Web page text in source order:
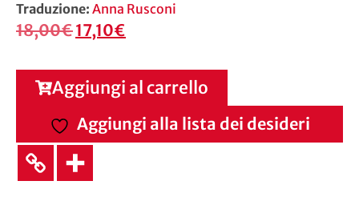
Traduzione: Anna Rusconi
18,00€17,10€
Aggiungi al carrello
Aggiungi alla lista dei desideri